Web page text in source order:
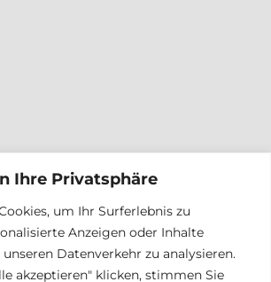
Ihre Privatsphäre
um Ihr Surferlebnis zu
Anzeigen oder Inhalte
Datenverkehr zu analysieren.
akzeptieren" klicken, stimmen Sie